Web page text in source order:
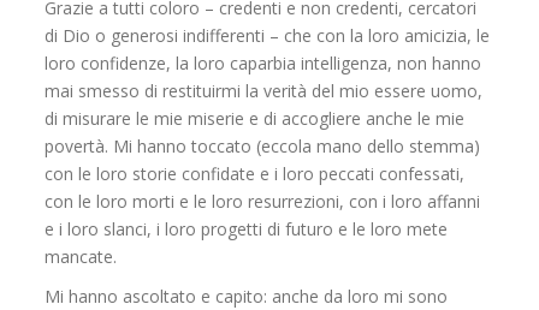
Grazie a tutti coloro – credenti e non credenti, cercatori
di Dio o generosi indifferenti – che con la loro amicizia, le
loro confidenze, la loro caparbia intelligenza, non hanno
mai smesso di restituirmi la verità del mio essere uomo,
di misurare le mie miserie e di accogliere anche le mie
povertà. Mi hanno toccato (eccola mano dello stemma)
con le loro storie confidate e i loro peccati confessati,
con le loro morti e le loro resurrezioni, con i loro affanni
e i loro slanci, i loro progetti di futuro e le loro mete
mancate.
Mi hanno ascoltato e capito: anche da loro mi sono